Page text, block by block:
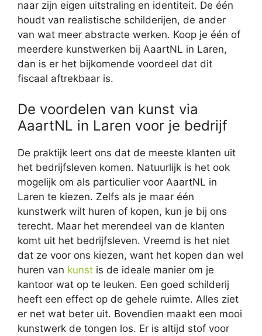
naar zijn eigen uitstraling en identiteit. De één
houdt van realistische schilderijen, de ander
van wat meer abstracte werken. Koop je één of
meerdere kunstwerken bij AaartNL in Laren,
dan is er het bijkomende voordeel dat dit
fiscaal aftrekbaar is.
De voordelen van kunst via
AaartNL in Laren voor je bedrijf
De praktijk leert ons dat de meeste klanten uit
het bedrijfsleven komen. Natuurlijk is het ook
mogelijk om als particulier voor AaartNL in
Laren te kiezen. Zelfs als je maar één
kunstwerk wilt huren of kopen, kun je bij ons
terecht. Maar het merendeel van de klanten
komt uit het bedrijfsleven. Vreemd is het niet
dat ze voor ons kiezen, want het kopen dan wel
huren van kunst is de ideale manier om je
kantoor wat op te leuken. Een goed schilderij
heeft een effect op de gehele ruimte. Alles ziet
er net wat beter uit. Bovendien maakt een mooi
kunstwerk de tongen los. Er is altijd stof voor